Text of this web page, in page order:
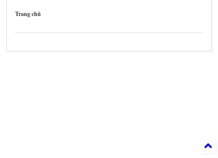
Trang chủ